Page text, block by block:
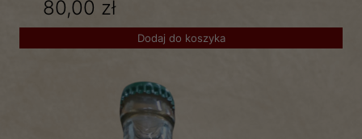
80,00 zł
Dodaj do koszyka